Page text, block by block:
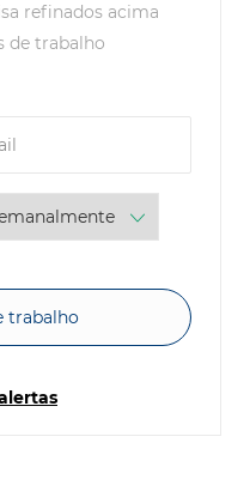
refinados acima
de trabalho
trabalho